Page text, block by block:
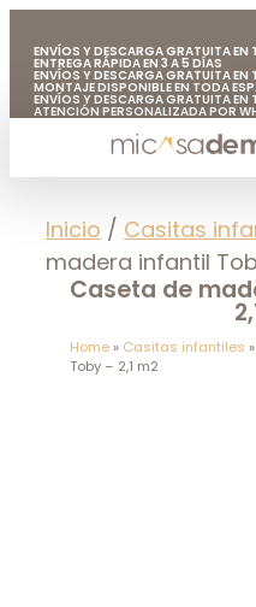
ENVÍOS Y DESCARGA GRATUITA EN
ENTREGA RÁPIDA EN 3 A 5 DÍAS
ENVÍOS Y DESCARGA GRATUITA EN
MONTAJE DISPONIBLE EN TODA
ENVÍOS Y DESCARGA GRATUITA EN
ATENCIÓN PERSONALIZADA POR
FABRICADO EN EUROPA CON
ENVÍOS Y DESCARGA GRATUITA EN
Inicio / Casitas
madera infantil
Caseta de
Home» Casitas infantiles »
Toby – 2,1 m2